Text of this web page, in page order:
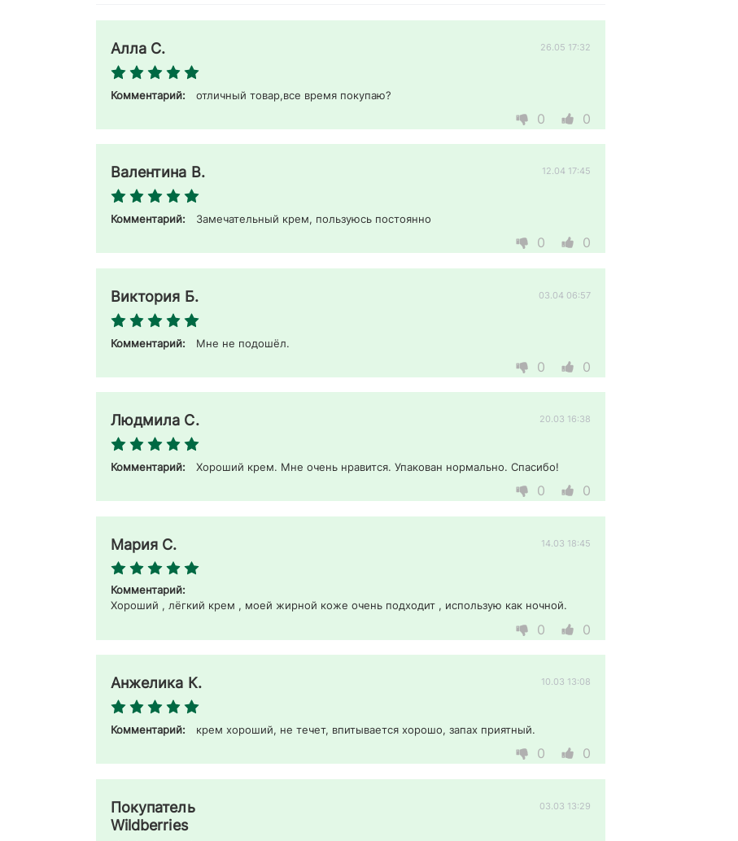
Алла С. 26.05 17:32
Комментарий: отличный товар,все время покупаю?
0 0
Валентина В. 12.04 17:45
Комментарий: Замечательный крем, пользуюсь постоянно
0 0
Виктория Б. 03.04 06:57
Комментарий: Мне не подошёл.
0 0
Людмила С. 20.03 16:38
Комментарий: Хороший крем. Мне очень нравится. Упакован нормально. Спасибо!
0 0
Мария С. 14.03 18:45
Комментарий:
Хороший , лёгкий крем , моей жирной коже очень подходит , использую как ночной.
0 0
Анжелика К. 10.03 13:08
Комментарий: крем хороший, не течет, впитывается хорошо, запах приятный.
0 0
Покупатель
Wildberries
03.03 13:29